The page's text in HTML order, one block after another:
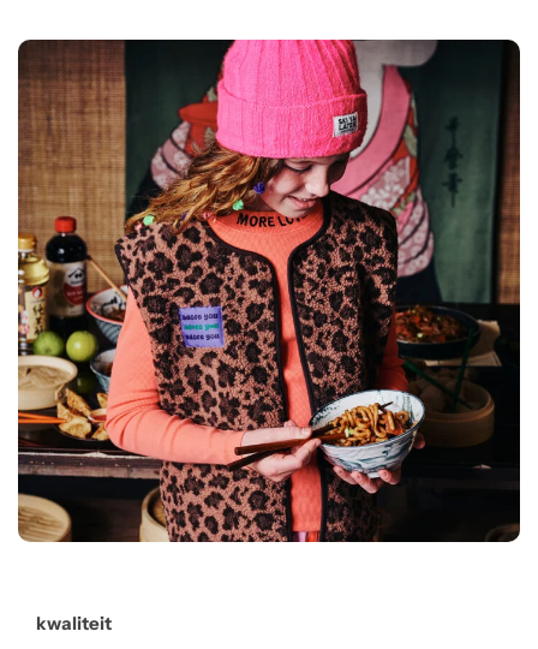
kwaliteit